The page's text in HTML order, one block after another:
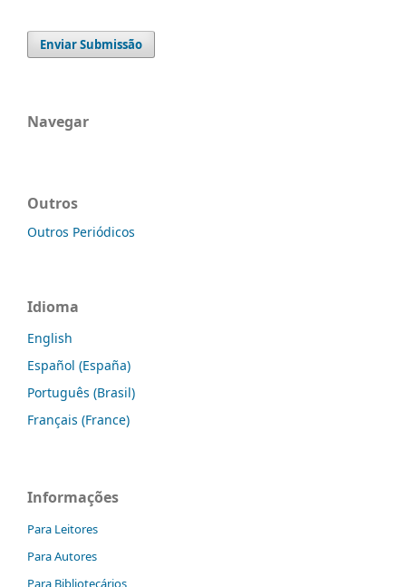
Enviar Submissão
Navegar
Outros
Outros Periódicos
Idioma
English
Español (España)
Português (Brasil)
Français (France)
Informações
Para Leitores
Para Autores
Para Bibliotecários